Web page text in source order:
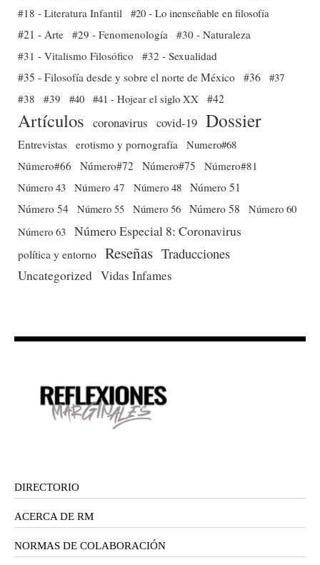
#18 - Literatura Infantil #20 - Lo inenseñable en filosofía
#21 - Arte #29 - Fenomenología
#30 - Naturaleza
#31 - Vitalismo Filosófico
#32 - Sexualidad
#35 - Filosofía desde y sobre el norte de México #36 #37
#38
#39 #40 #41 - Hojear el siglo XX #42
Artículos coronavirus covid-19 Dossier
Entrevistas erotismo y pornografía
Numero#68
Número#66
Número#72 Número#75
Número#81
Número 43 Número 47 Número 48 Número 51
Número 54 Número 55 Número 56 Número 58
Número 60
Número 63 Número Especial 8: Coronavirus
política y entorno Reseñas Traducciones
Uncategorized Vidas Infames
DIRECTORIO
ACERCA DE RM
NORMAS DE COLABORACIÓN